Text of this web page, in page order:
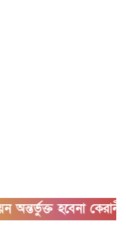
হবেনা কেরানীগঞ্জের